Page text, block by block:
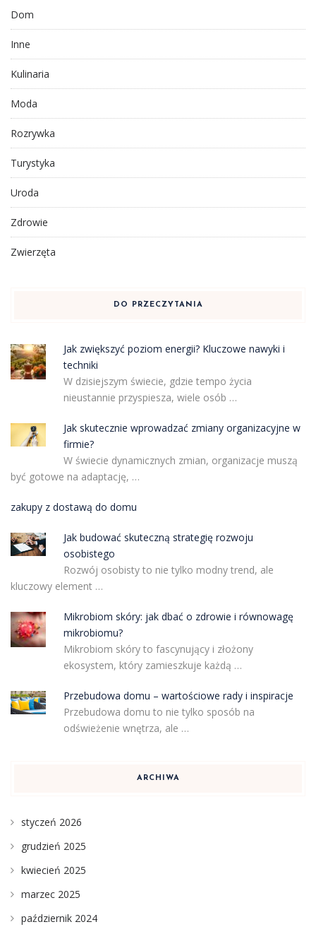
Dom
Inne
Kulinaria
Moda
Rozrywka
Turystyka
Uroda
Zdrowie
Zwierzęta
DO PRZECZYTANIA
Jak zwiększyć poziom energii? Kluczowe nawyki i
techniki
W dzisiejszym świecie, gdzie tempo życia
nieustannie przyspiesza, wiele osób …
Jak skutecznie wprowadzać zmiany organizacyjne w
firmie?
W świecie dynamicznych zmian, organizacje muszą
być gotowe na adaptację, …
zakupy z dostawą do domu
Jak budować skuteczną strategię rozwoju
osobistego
Rozwój osobisty to nie tylko modny trend, ale
kluczowy element …
Mikrobiom skóry: jak dbać o zdrowie i równowagę
mikrobiomu?
Mikrobiom skóry to fascynujący i złożony
ekosystem, który zamieszkuje każdą …
Przebudowa domu – wartościowe rady i inspiracje
Przebudowa domu to nie tylko sposób na
odświeżenie wnętrza, ale …
ARCHIWA
styczeń 2026
grudzień 2025
kwiecień 2025
marzec 2025
październik 2024